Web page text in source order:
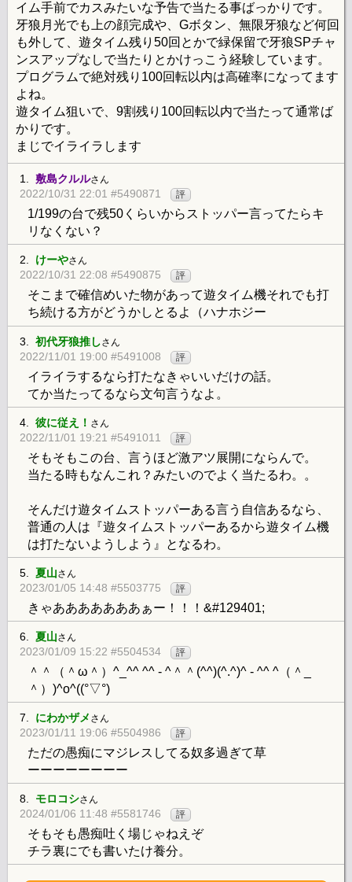
イム手前でカスみたいな予告で当たる事ばっかりです。
牙狼月光でも上の顔完成や、Gボタン、無限牙狼など何回
も外して、遊タイム残り50回とかで緑保留で牙狼SPチャ
ンスアップなしで当たりとかけっこう経験しています。
プログラムで絶対残り100回転以内は高確率になってます
よね。
遊タイム狙いで、9割残り100回転以内で当たって通常ば
かりです。
まじでイライラします
1. 敷島クルルさん
2022/10/31 22:01 #5490871 評
1/199の台で残50くらいからストッパー言ってたらキ
リなくない？
2. けーやさん
2022/10/31 22:08 #5490875 評
そこまで確信めいた物があって遊タイム機それでも打
ち続ける方がどうかしとるよ（ハナホジー
3. 初代牙狼推しさん
2022/11/01 19:00 #5491008 評
イライラするなら打たなきゃいいだけの話。
てか当たってるなら文句言うなよ。
4. 彼に従え！ さん
2022/11/01 19:21 #5491011 評
そもそもこの台、言うほど激アツ展開にならんで。
当たる時もなんこれ？みたいのでよく当たるわ。。
そんだけ遊タイムストッパーある言う自信あるなら、
普通の人は『遊タイムストッパーあるから遊タイム機
は打たないようしよう』となるわ。
5. 夏山さん
2023/01/05 14:48 #5503775 評
きゃあああああああぁー！！！&#129401;
6. 夏山さん
2023/01/09 15:22 #5504534 評
＾＾（＾ω＾）^_^^ ^^ - ^＾＾(^^)(^.^)^ - ^^ ^（＾_
＾）)^o^((°▽°)
7. にわかザメ さん
2023/01/11 19:06 #5504986 評
ただの愚痴にマジレスしてる奴多過ぎて草
ーーーーーーーー
8. モロコシさん
2024/01/06 11:48 #5581746 評
そもそも愚痴吐く場じゃねえぞ
チラ裏にでも書いたけ養分。